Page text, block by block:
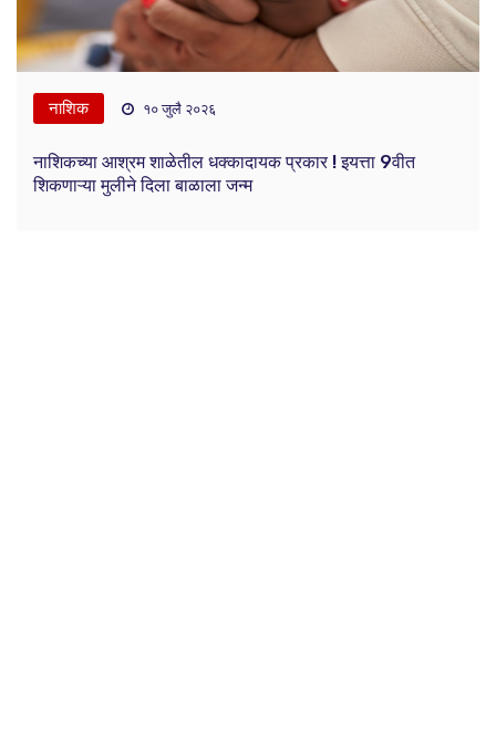
नाशिक १० जुलै २०२६
नाशिकच्या आश्रम शाळेतील धक्कादायक प्रकार ! इयत्ता 9वीत
शिकणाऱ्या मुलीने दिला बाळाला जन्म